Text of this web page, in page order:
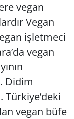
vegan
Vegan
işletmeci
vegan
Didim
vegan büfe